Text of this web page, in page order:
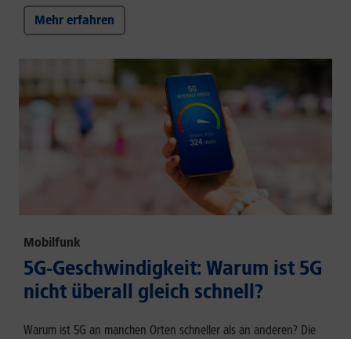
Mehr erfahren
Mobilfunk
5G-Geschwindigkeit: Warum ist 5G
nicht überall gleich schnell?
Warum ist 5G an manchen Orten schneller als an anderen? Die